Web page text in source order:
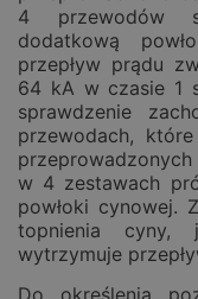
4 przewodów
dodatkową
przepływ prądu
64 kA w czasie 1
sprawdzenie
przewodach,
w 4 zestawach
powłoki cynowej.
topnienia cyny,
wytrzymuje
Do określenia